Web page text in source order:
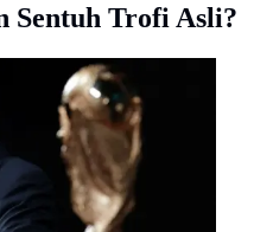
Sentuh Trofi Asli?